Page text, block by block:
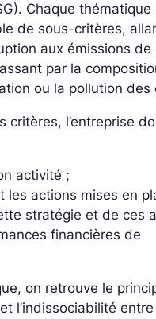
Chaque thématique
de sous-critères,
aux émissions de
par la
ou la pollution des
critères, l’entreprise
activité ;
les actions mises en
stratégie et de ces
financières de
on retrouve le
l’indissociabilité entre